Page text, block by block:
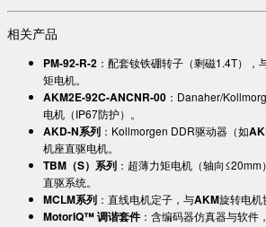
相关产品
​PM-92-R-2​ ：配套钕铁硼转子（剩磁1.4T），
矩电机。
​AKM2E-92C-ANCNR-00​ ：Danaher/
电机（IP67防护）。
​AKD-N系列​ ​：Kollmorgen DDR驱动器（如​
机座直驱电机。
​TBM（S）系列​ ：超薄力矩电机（轴向
直驱系统。
​MCLM系列​ ​：直线电机定子，与​​AKM​旋转电机
​MotorIQ™ 调谐套件​ ：含编码器仿真器与软